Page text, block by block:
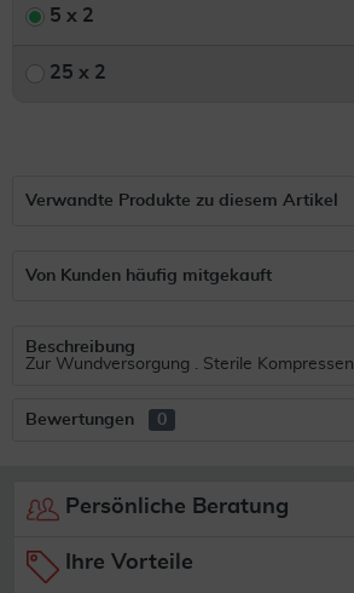
5 x 2
25 x 2
Verwandte Produkte zu diesem Artikel
Von Kunden häufig mitgekauft
Beschreibung
Zur Wundversorgung . Sterile Kompressen
Bewertungen 0
Persönliche Beratung
Ihre Vorteile